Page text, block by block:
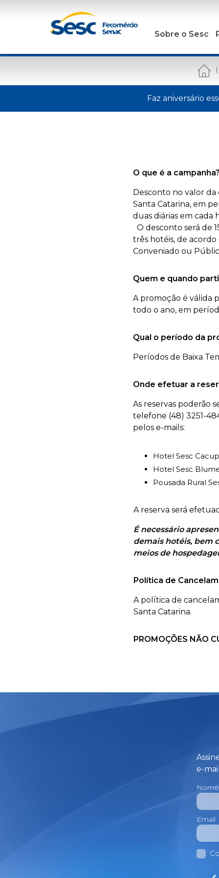
Sobre o Sesc
Faz aniversário
O que é a
Desconto no valor da
Santa Catarina, em
duas diárias em cada
O desconto será de
três hotéis, de
Conveniado ou
Quem e quando
A promoção é válida
todo o ano, em
Qual o período da
Períodos de Baixa
Onde efetuar a
As reservas poderão
telefone (48) 3251-
pelos e-mails:
Hotel Sesc
Hotel Sesc
Pousada Rural
A reserva será
É necessário
demais hotéis, bem
meios de
Política de
A política de
Santa Catarina.
PROMOÇÕES NÃO
e-
Nome
Email